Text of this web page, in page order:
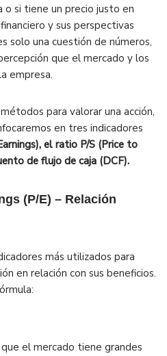
o si tiene un precio justo en
y sus perspectivas
solo una cuestión de números,
que el mercado y los
empresa.
para valorar una acción,
en tres indicadores
el ratio P/S (Price to
de flujo de caja (DCF).
(P/E) – Relación
más utilizados para
en relación con sus beneficios.
el mercado tiene grandes